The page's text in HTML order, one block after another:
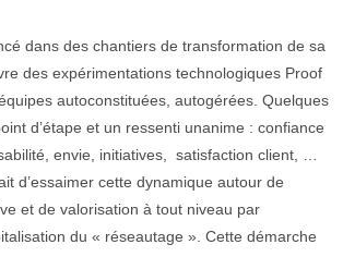
dans des chantiers de transformation de sa
des expérimentations technologiques Proof
autoconstituées, autogérées. Quelques
d’étape et un ressenti unanime : confiance
envie, initiatives, satisfaction client, …
d’essaimer cette dynamique autour de
et de valorisation à tout niveau par
du « réseautage ». Cette démarche